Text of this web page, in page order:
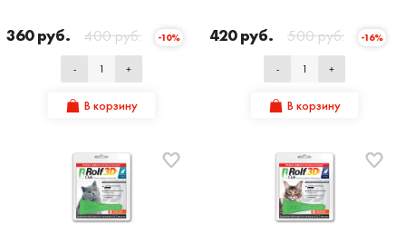
360 руб. 400 руб. -10%
- +
В корзину
420 руб. 500 руб. -16%
- +
В корзину